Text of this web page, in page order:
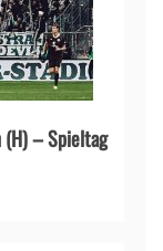
(H) – Spieltag